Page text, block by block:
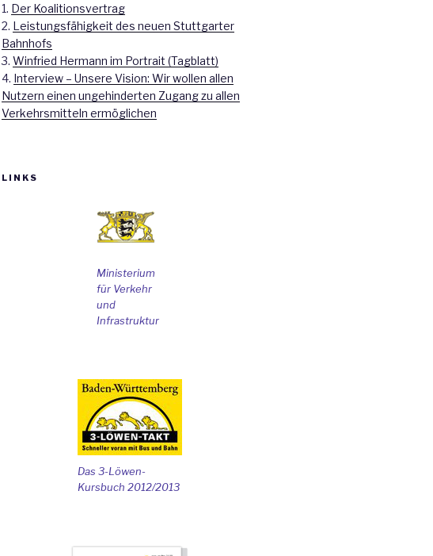
1. Der Koalitionsvertrag
2. Leistungsfähigkeit des neuen Stuttgarter
Bahnhofs
3. Winfried Hermann im Portrait (Tagblatt)
4. Interview – Unsere Vision: Wir wollen allen
Nutzern einen ungehinderten Zugang zu allen
Verkehrsmitteln ermöglichen
LINKS
Ministerium
für Verkehr
und
Infrastruktur
Das 3-Löwen-
Kursbuch 2012/2013